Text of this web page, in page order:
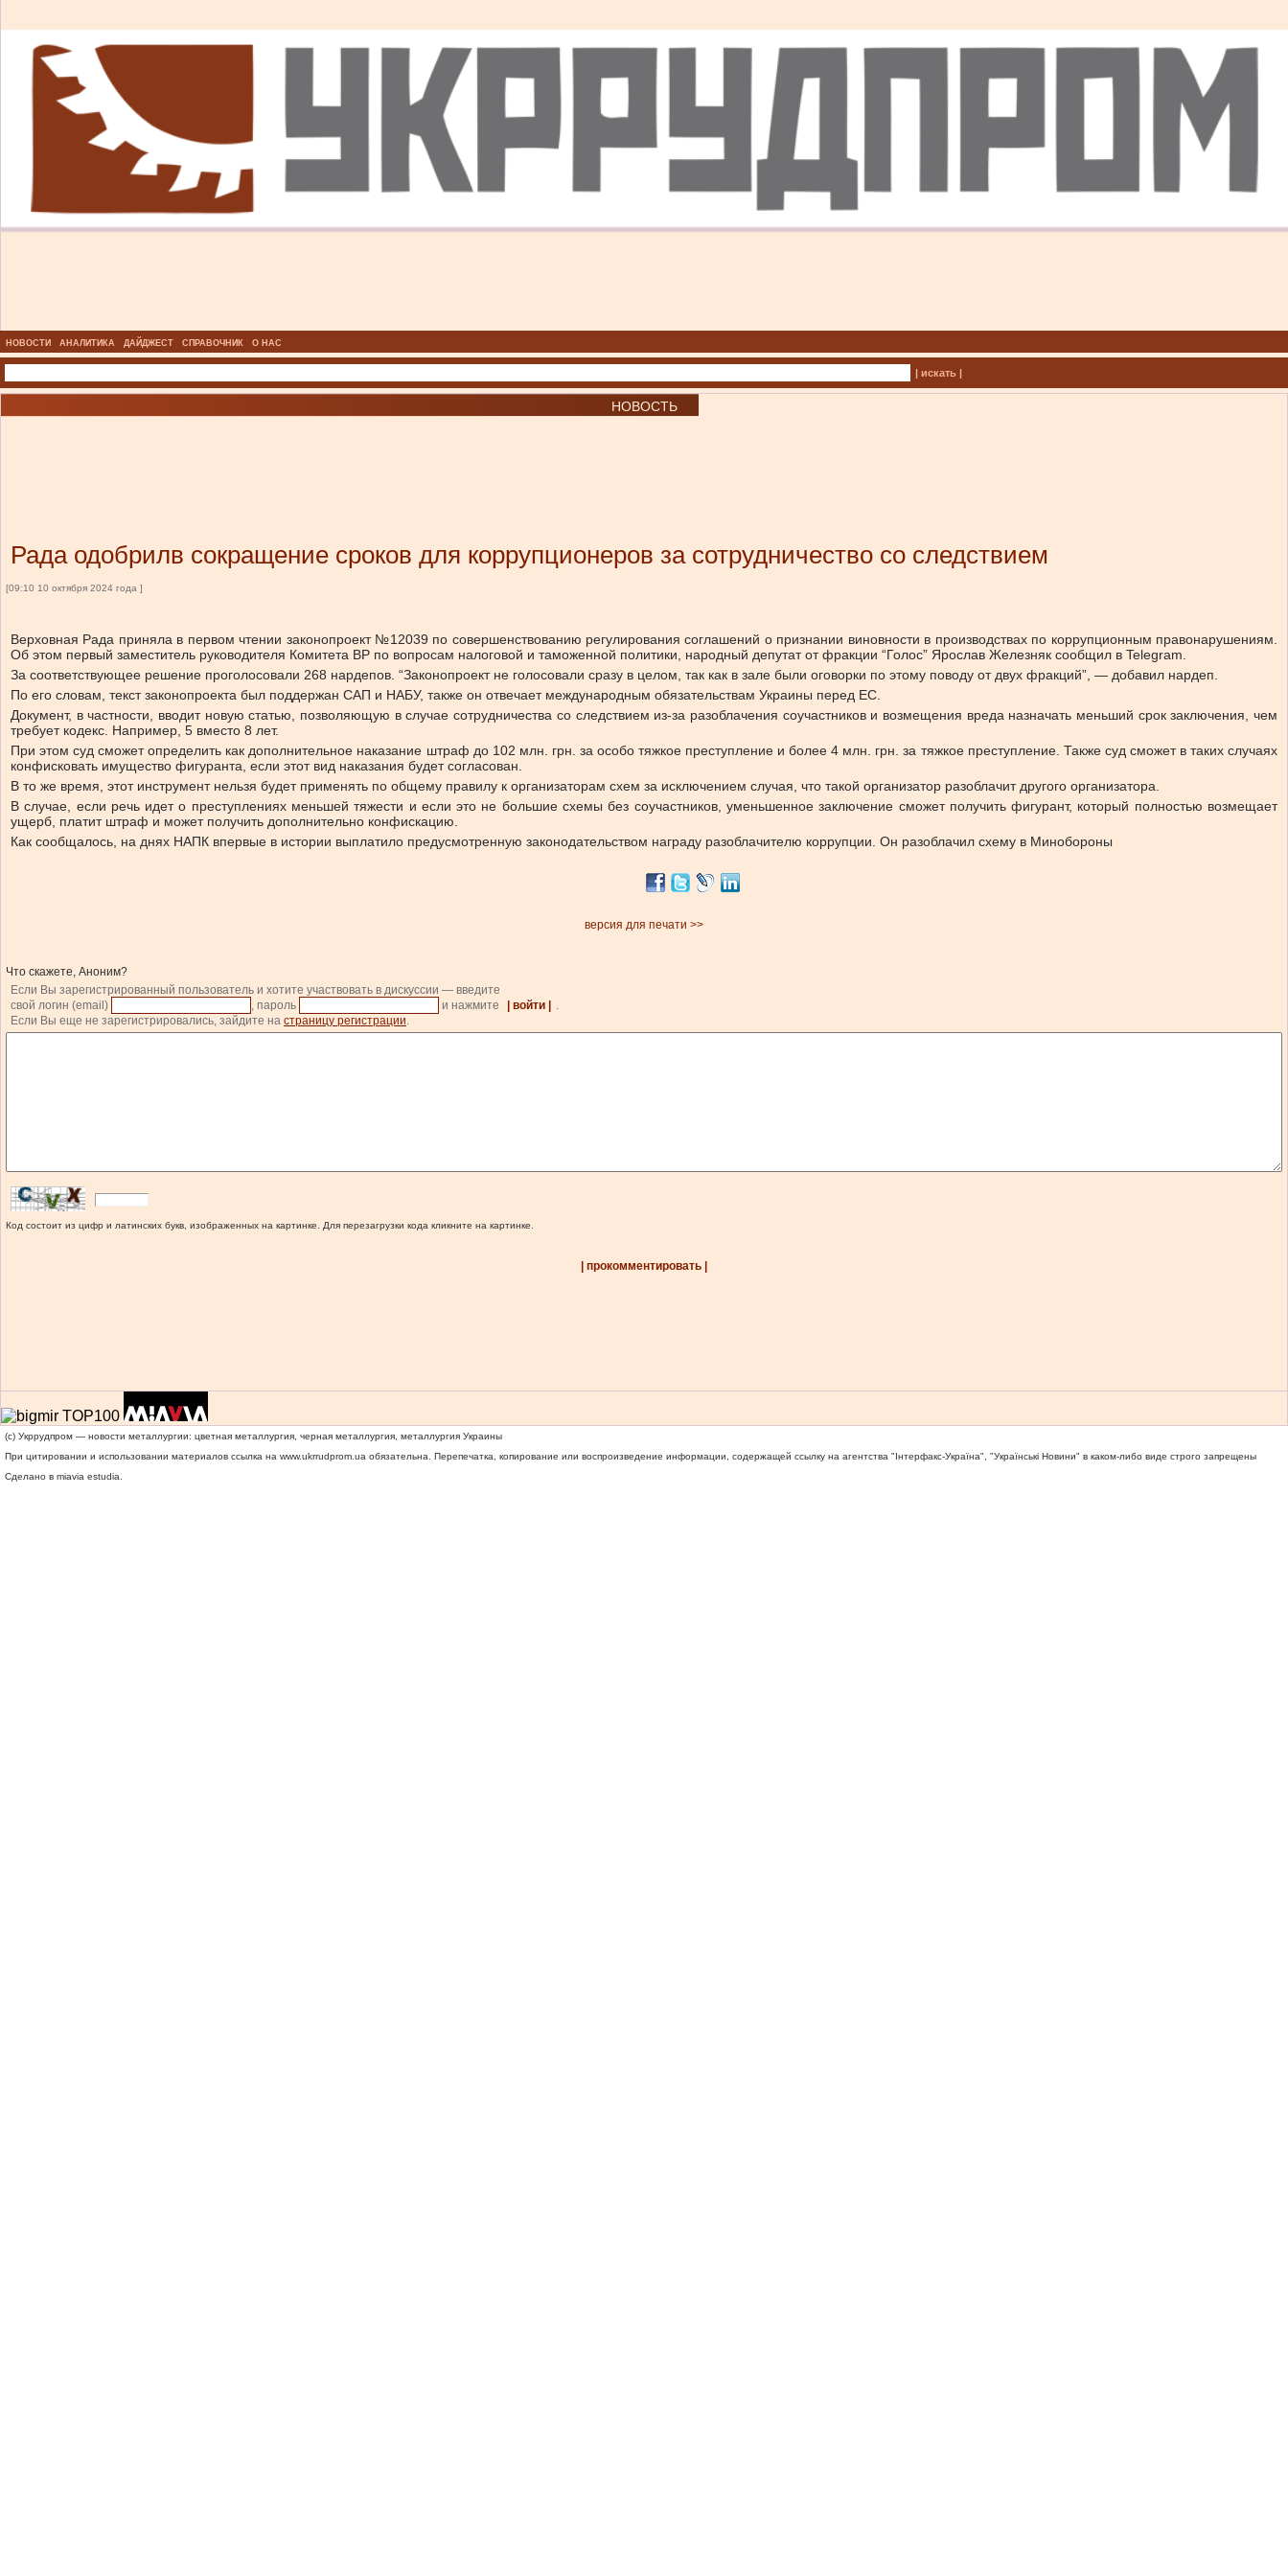
НОВОСТИ АНАЛИТИКА ДАЙДЖЕСТ СПРАВОЧНИК О НАС
| искать |
НОВОСТЬ
Рада одобрилв сокращение сроков для коррупционеров за сотрудничество со следствием
[09:10 10 октября 2024 года ]
Верховная Рада приняла в первом чтении законопроект №12039 по совершенствованию регулирования соглашений о признании виновности в производствах по коррупционным правонарушениям.
Об этом первый заместитель руководителя Комитета ВР по вопросам налоговой и таможенной политики, народный депутат от фракции “Голос” Ярослав Железняк сообщил в Telegram.
За соответствующее решение проголосовали 268 нардепов. “Законопроект не голосовали сразу в целом, так как в зале были оговорки по этому поводу от двух фракций”, — добавил нардеп.
По его словам, текст законопроекта был поддержан САП и НАБУ, также он отвечает международным обязательствам Украины перед ЕС.
Документ, в частности, вводит новую статью, позволяющую в случае сотрудничества со следствием из-за разоблачения соучастников и возмещения вреда назначать меньший срок заключения, чем
требует кодекс. Например, 5 вместо 8 лет.
При этом суд сможет определить как дополнительное наказание штраф до 102 млн. грн. за особо тяжкое преступление и более 4 млн. грн. за тяжкое преступление. Также суд сможет в таких случаях
конфисковать имущество фигуранта, если этот вид наказания будет согласован.
В то же время, этот инструмент нельзя будет применять по общему правилу к организаторам схем за исключением случая, что такой организатор разоблачит другого организатора.
В случае, если речь идет о преступлениях меньшей тяжести и если это не большие схемы без соучастников, уменьшенное заключение сможет получить фигурант, который полностью возмещает
ущерб, платит штраф и может получить дополнительно конфискацию.
Как сообщалось, на днях НАПК впервые в истории выплатило предусмотренную законодательством награду разоблачителю коррупции. Он разоблачил схему в Минобороны
версия для печати >>
Что скажете, Аноним?
Если Вы зарегистрированный пользователь и хотите участвовать в дискуссии — введите
свой логин (email)
, пароль и нажмите | войти |
.
Если Вы еще не зарегистрировались, зайдите на страницу регистрации.
Код состоит из цифр и латинских букв, изображенных на картинке. Для перезагрузки кода кликните на картинке.
| прокомментировать |
(c) Укррудпром — новости металлургии: цветная металлургия, черная металлургия, металлургия Украины
При цитировании и использовании материалов ссылка на www.ukrrudprom.ua обязательна. Перепечатка, копирование или воспроизведение информации, содержащей ссылку на агентства "Iнтерфакс-Україна", "Українськi Новини" в каком-либо виде строго запрещены
Сделано в miavia estudia.